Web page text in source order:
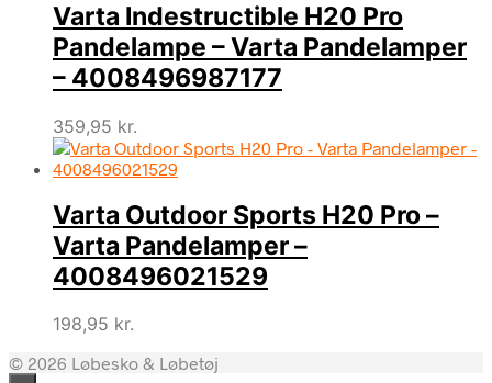
Varta Indestructible H20 Pro
Pandelampe – Varta Pandelamper
– 4008496987177
359,95 kr.
Varta Outdoor Sports H20 Pro –
Varta Pandelamper –
4008496021529
198,95 kr.
© 2026 Løbesko & Løbetøj